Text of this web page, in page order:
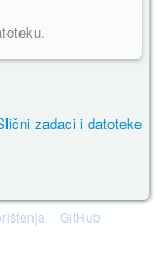
zadaci i datoteke
GitHub